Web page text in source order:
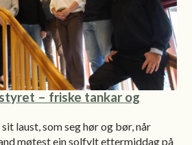
– friske tankar og
laust, som seg hør og bør, når
møtest ein solfylt ettermiddag på